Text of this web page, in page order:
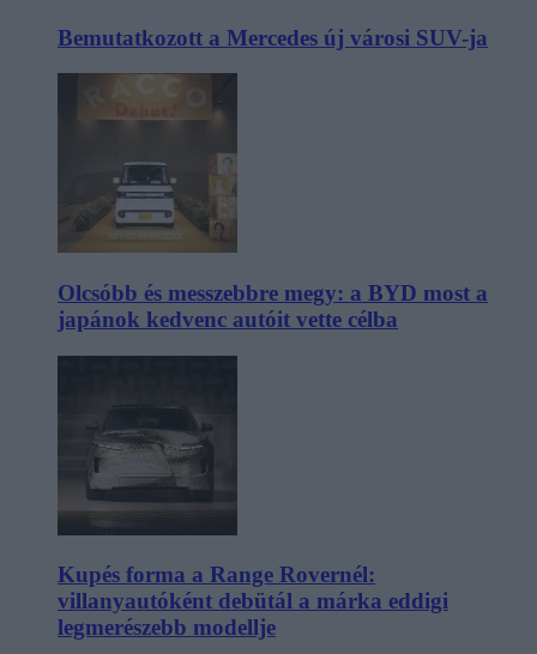
Bemutatkozott a Mercedes új városi SUV-ja
Olcsóbb és messzebbre megy: a BYD most a
japánok kedvenc autóit vette célba
Kupés forma a Range Rovernél:
villanyautóként debütál a márka eddigi
legmerészebb modellje